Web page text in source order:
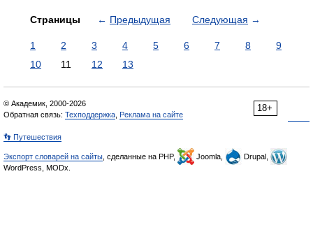
Страницы ← Предыдущая Следующая →
1 2 3 4 5 6 7 8
9
10
11 12 13
18+
© Академик, 2000-2026
Обратная связь: Техподдержка Реклама на сайте
👣 Путешествия
Экспорт словарей на сайты , сделанные на PHP, Joomla,
Drupal,
WordPress, MODx.